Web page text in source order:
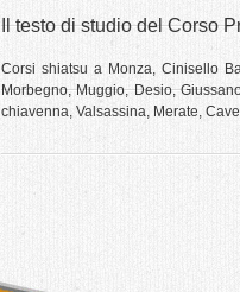
Il testo di studio del Corso
Corsi shiatsu a Monza, Cinisello
Morbegno, Muggio, Desio,
chiavenna, Valsassina, Merate,